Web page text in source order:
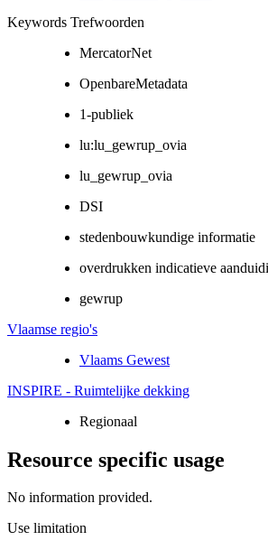
Keywords Trefwoorden
MercatorNet
OpenbareMetadata
1-publiek
lu:lu_gewrup_ovia
lu_gewrup_ovia
DSI
stedenbouwkundige informatie
overdrukken indicatieve
gewrup
Vlaamse regio's
Vlaams Gewest
INSPIRE - Ruimtelijke dekking
Regionaal
Resource specific usage
No information provided.
Use limitation